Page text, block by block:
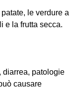
le verdure a
e la frutta secca.
diarrea, patologie
causare